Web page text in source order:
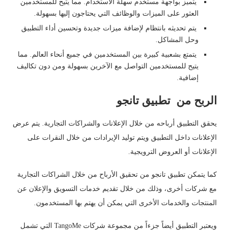
يتميز بواجهة مستخدم سهلة الاستخدام. مما يتيح للمستخدمين
العثور على الميزات والوظائف التي يحتاجون إليها بسهولة.
يتم تحديثه بانتظام لإضافة ميزات جديدة وتحسين أداء التطبيق
وحل المشاكل.
يتمتع بشعبية كبيرة بين المستخدمين في جميع أنحاء العالم. مما
يتيح للمستخدمين التواصل مع الآخرين بسهولة ومن دون تكاليف
إضافية.
الربح من تطبيق تانجو
يحقق التطبيق أرباحه من خلال الإعلانات والشراكات التجارية. يتم عرض
الإعلانات داخل التطبيق ويتم توليد الإيرادات من خلال النقرات على
الإعلانات أو العروض الترويجية.
كما يتمكن تطبيق تانجو من تحقيق الأرباح من خلال الشراكات التجارية
مع شركات أخرى، وذلك من خلال تقديم خدمات التسويق والإعلان عن
المنتجات والخدمات الأخرى التي يمكن أن يهتم بها المستخدمون.
ويعتبر التطبيق أيضاً جزءاً من مجموعة شركات TangoMe التي تشمل